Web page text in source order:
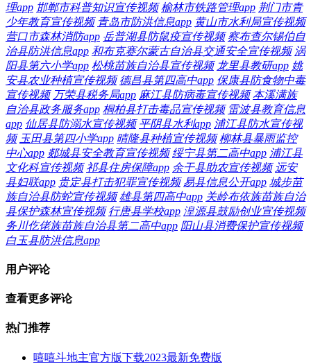
理app 邯郸市科普知识宣传视频 榆林市铁路管理app 荆门市青
少年教育宣传视频 青岛市防洪信息app 黄山市水利局宣传视频
营口市森林消防app 岳普湖县防鼠疫宣传视频 察布查尔锡伯自
治县防洪信息app 和布克赛尔蒙古自治县交通安全宣传视频 涡
阳县第六小学app 松桃苗族自治县宣传视频 龙里县教研app 姚
安县农业种植宣传视频 德昌县第四高中app 保康县防食物中毒
宣传视频 万荣县税务局app 麻江县防病毒宣传视频 本溪满族
自治县政务服务app 桐柏县打击毒品宣传视频 雷波县教育信息
app 仙居县防溺水宣传视频 平阴县水利app 浦江县防水宣传视
频 玉田县第四小学app 晴隆县种植宣传视频 柳林县暴雨监控
中心app 郯城县安全教育宣传视频 绥宁县第二高中app 浦江县
文化科宣传视频 祁县住房保障app 余干县助农宣传视频 远安
县妇联app 贵定县打击犯罪宣传视频 易县信息公开app 城步苗
族自治县防蛇宣传视频 雄县第四高中app 关岭布依族苗族自治
县保护森林宣传视频 行唐县学校app 湟源县鼓励创业宣传视频
务川仡佬族苗族自治县第二高中app 阳山县消费保护宣传视频
白玉县防洪信息app
用户评论
查看更多评论
热门推荐
嘻嘻斗地主官方版下载2023最新免费版